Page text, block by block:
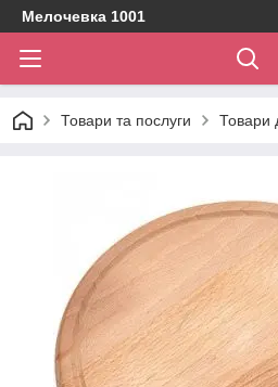
Мелочевка 1001
Товари та послуги Товари